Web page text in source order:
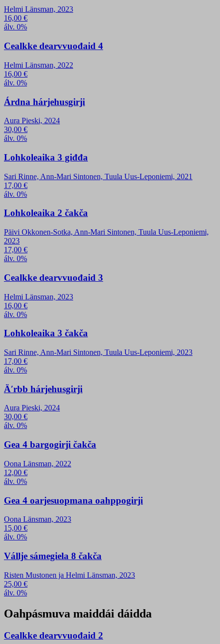
Helmi Länsman, 2023
16,00 €
álv. 0%
Cealkke dearvvuođaid 4
Helmi Länsman, 2022
16,00 €
álv. 0%
Árdna hárjehusgirji
Aura Pieski, 2024
30,00 €
álv. 0%
Lohkoleaika 3 giđđa
Sari Rinne, Ann-Mari Sintonen, Tuula Uus-Leponiemi, 2021
17,00 €
álv. 0%
Lohkoleaika 2 čakča
Päivi Okkonen-Sotka, Ann-Mari Sintonen, Tuula Uus-Leponiemi,
2023
17,00 €
álv. 0%
Cealkke dearvvuođaid 3
Helmi Länsman, 2023
16,00 €
álv. 0%
Lohkoleaika 3 čakča
Sari Rinne, Ann-Mari Sintonen, Tuula Uus-Leponiemi, 2023
17,00 €
álv. 0%
Äʹrbb hárjehusgirji
Aura Pieski, 2024
30,00 €
álv. 0%
Gea 4 bargogirji čakča
Oona Länsman, 2022
12,00 €
álv. 0%
Gea 4 oarjesuopmana oahppogirji
Oona Länsman, 2023
15,00 €
álv. 0%
Vállje sámegiela 8 čakča
Risten Mustonen ja Helmi Länsman, 2023
25,00 €
álv. 0%
Oahpásmuva maiddái dáidda
Cealkke dearvvuođaid 2